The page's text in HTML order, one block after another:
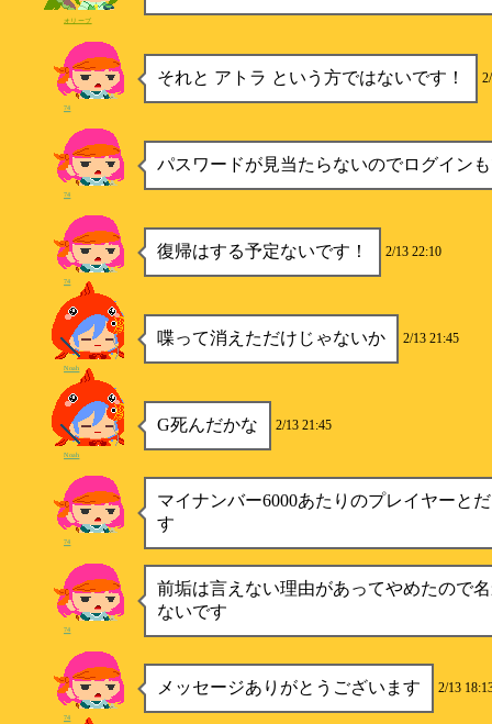
オリーブ
それと アトラ という方ではないです！
74
パスワードが見当たらないのでログイン
74
復帰はする予定ないです！ 2/13 22:10
74
喋って消えただけじゃないか 2/13 21:45
Noah
G死んだかな 2/13 21:45
Noah
マイナンバー6000あたりのプレイヤーと
す
74
前垢は言えない理由があってやめたので
ないです
74
メッセージありがとうございます 2/13
74